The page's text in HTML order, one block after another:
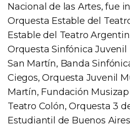
Nacional de las Artes, fue
Orquesta Estable del
Estable del Teatro
Orquesta Sinfónica Juvenil
San Martín, Banda
Ciegos, Orquesta Juvenil
Martín, Fundación
Teatro Colón, Orquesta 3
Estudiantil de Buenos